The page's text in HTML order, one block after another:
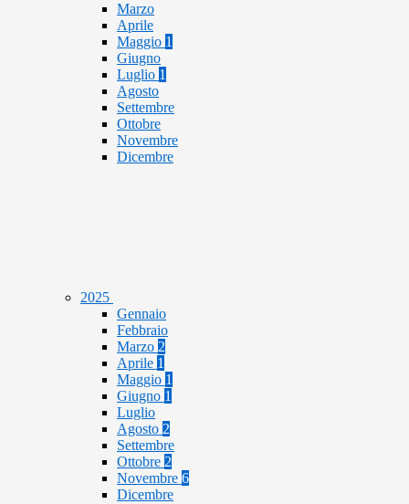
Marzo
Aprile
Maggio 1
Giugno
Luglio 1
Agosto
Settembre
Ottobre
Novembre
Dicembre
2025
Gennaio
Febbraio
Marzo 2
Aprile 1
Maggio 1
Giugno 1
Luglio
Agosto 2
Settembre
Ottobre 2
Novembre 6
Dicembre